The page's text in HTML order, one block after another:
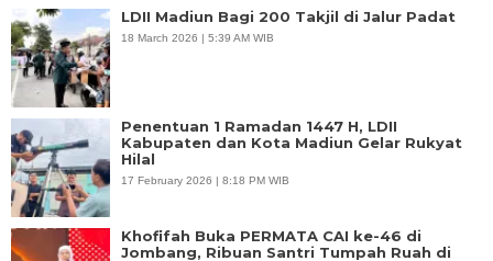
LDII Madiun Bagi 200 Takjil di Jalur Padat
18 March 2026 | 5:39 AM WIB
Penentuan 1 Ramadan 1447 H, LDII
Kabupaten dan Kota Madiun Gelar Rukyat
Hilal
17 February 2026 | 8:18 PM WIB
Khofifah Buka PERMATA CAI ke-46 di
Jombang, Ribuan Santri Tumpah Ruah di